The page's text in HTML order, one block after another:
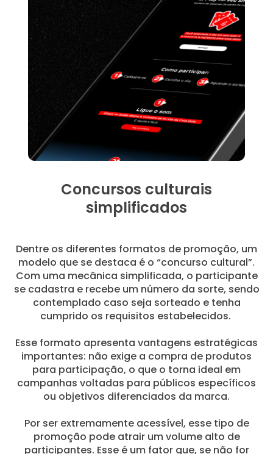
Concursos culturais
simplificados
Dentre os diferentes formatos de promoção, um
modelo que se destaca é o “concurso cultural”.
Com uma mecânica simplificada, o participante
se cadastra e recebe um número da sorte, sendo
contemplado caso seja sorteado e tenha
cumprido os requisitos estabelecidos.
Esse formato apresenta vantagens estratégicas
importantes: não exige a compra de produtos
para participação, o que o torna ideal em
campanhas voltadas para públicos específicos
ou objetivos diferenciados da marca.
Por ser extremamente acessível, esse tipo de
promoção pode atrair um volume alto de
participantes. Esse é um fator que, se não for